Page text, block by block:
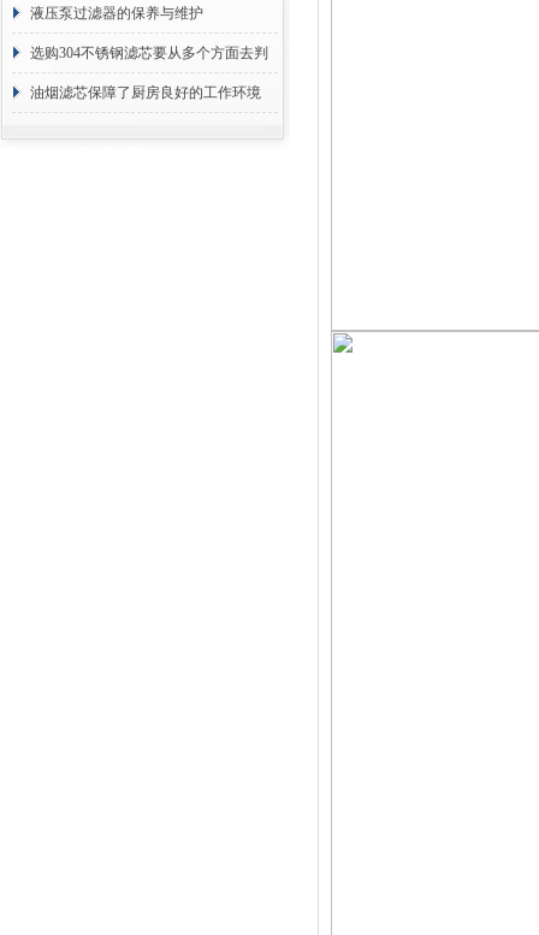
液压泵过滤器的保养与维护
选购304不锈钢滤芯要从多个方面去判
断
油烟滤芯保障了厨房良好的工作环境